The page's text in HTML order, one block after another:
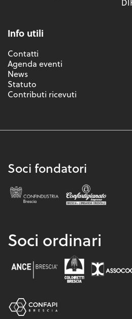
Info utili
Contatti
Agenda eventi
News
Statuto
Contributi ricevuti
Soci fondatori
Soci ordinari